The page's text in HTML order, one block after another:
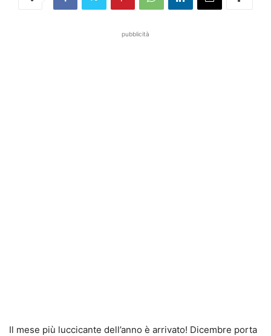
pubblicità
Il mese più luccicante dell’anno è arrivato! Dicembre porta